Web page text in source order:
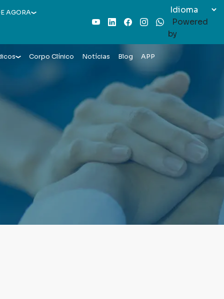
AGORA
YoutubeLinkedInFacebook
InstagramWhatsAppPowered
by
Corpo Clínico Notícias Blog APP